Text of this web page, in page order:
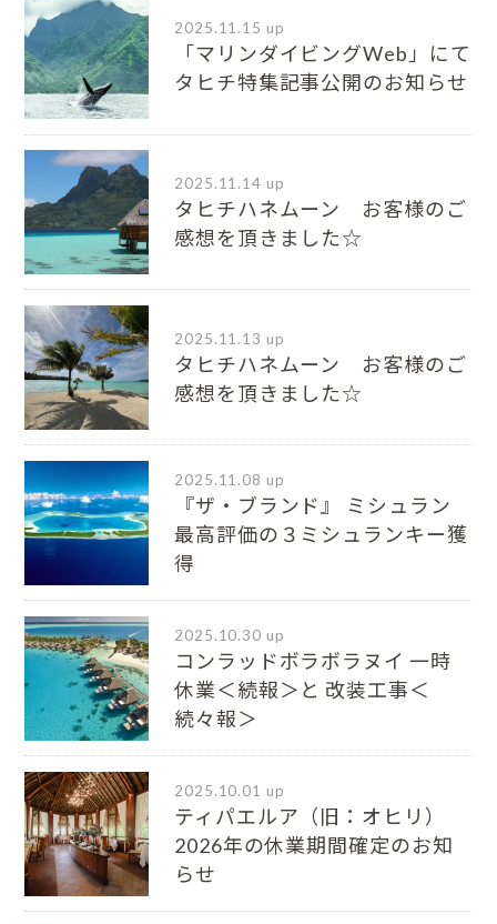
2025.11.15 up
「マリンダイビングWeb」にて
タヒチ特集記事公開のお知らせ
2025.11.14 up
タヒチハネムーン お客様のご
感想を頂きました☆
2025.11.13 up
タヒチハネムーン お客様のご
感想を頂きました☆
2025.11.08 up
『ザ・ブランド』 ミシュラン
最⾼評価の３ミシュランキー獲
得
2025.10.30 up
コンラッドボラボラヌイ 一時
休業＜続報＞と 改装工事＜
続々報＞
2025.10.01 up
ティパエルア（旧：オヒリ）
2026年の休業期間確定のお知
らせ